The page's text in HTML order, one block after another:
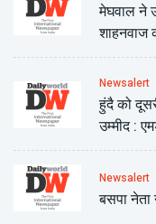
मेघवाल ने
शाहनवाज
Newsalert
हुंदै को
उम्मीद :
Newsalert
बसपा